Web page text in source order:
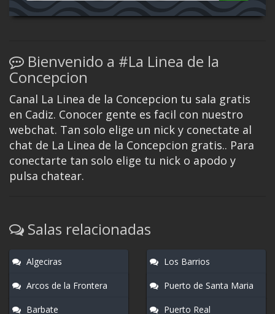
Bienvenido a #La Linea de la
Concepcion
Canal La Linea de la Concepcion tu sala gratis
en Cadiz. Conocer gente es facil con nuestro
webchat. Tan solo elige un nick y conectate al
chat de La Linea de la Concepcion gratis.. Para
conectarte tan solo elige tu nick o apodo y
pulsa chatear.
Salas relacionadas
Algeciras
Arcos de la Frontera
Barbate
Los Barrios
Puerto de Santa Maria
Puerto Real